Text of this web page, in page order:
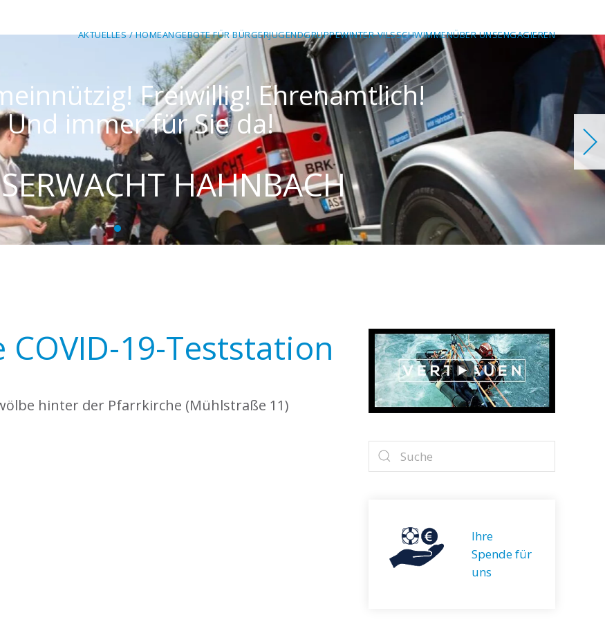
AKTUELLES / HOMEANGEBOTE FÜR BÜRGERJUGENDGRUPPEWINTER-VILSSCHWIMMENÜBER UNSENGAGIEREN
Wir sind gemeinnützig! Freiwillig!
Und immer für Sie da!
WASSERWACHT HAHNBACH
19-Teststation
hinter der Pfarrkirche (Mühlstraße 11)
Ihre
Spende für
uns